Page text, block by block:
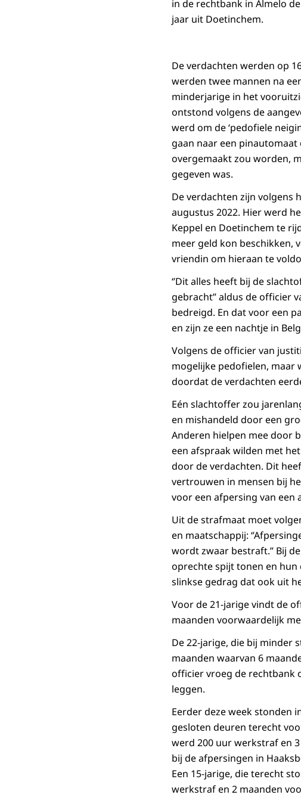
in de rechtbank in Almelo
jaar uit Doetinchem.
De verdachten werden op
werden twee mannen na
minderjarige in het
ontstond volgens de
werd om de ‘pedofiele
gaan naar een
overgemaakt zou worden,
gegeven was.
De verdachten zijn volgens
augustus 2022. Hier werd
Keppel en Doetinchem te
meer geld kon beschikken,
vriendin om hieraan te
‘’Dit alles heeft bij de
gebracht’’ aldus de officier
bedreigd. En dat voor een
en zijn ze een nachtje in
Volgens de officier van
mogelijke pedofielen, maar
doordat de verdachten
Eén slachtoffer zou
en mishandeld door een
Anderen hielpen mee door
een afspraak wilden met
door de verdachten. Dit
vertrouwen in mensen bij
voor een afpersing van een
Uit de strafmaat moet
en maatschappij:
wordt zwaar bestraft.’’ Bij
oprechte spijt tonen en hun
slinkse gedrag dat ook uit
Voor de 21-jarige vindt de
maanden voorwaardelijk
De 22-jarige, die bij minder
maanden waarvan 6
officier vroeg de rechtbank
leggen.
Eerder deze week stonden
gesloten deuren terecht
werd 200 uur werkstraf en
bij de afpersingen in
Een 15-jarige, die terecht
werkstraf en 2 maanden